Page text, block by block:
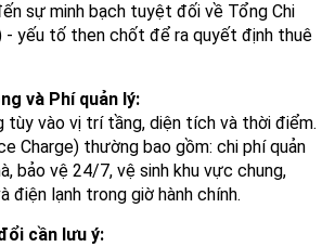
sự minh bạch tuyệt đối về Tổng Chi
- yếu tố then chốt để ra quyết định thuê
và Phí quản lý:
tùy vào vị trí tầng, diện tích và thời điểm.
Charge) thường bao gồm: chi phí quản
bảo vệ 24/7, vệ sinh khu vực chung,
điện lạnh trong giờ hành chính.
cần lưu ý: